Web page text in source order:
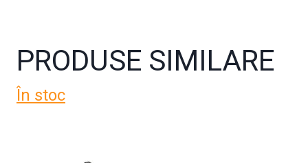
PRODUSE SIMILARE
În stoc